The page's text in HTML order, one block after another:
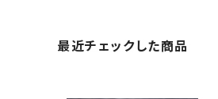
最近チェックした商品